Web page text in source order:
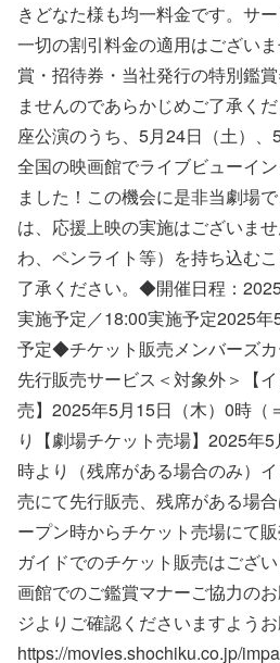
きどなた様も均一料金です。サ
一切の割引料金の適用はござい
賞・招待券・当社発行の特別鑑
ませんのであらかじめご了承く
座公演のうち、5月24日（土）
全国の映画館でライブビューイ
ました！この機会に是非当劇場
は、応援上映の実施はございま
わ、ペンライト等）を持ち込む
了承ください。◆開催日程：
実施予定／18:00実施予定2025
予定◆チケット販売メンバーズ
先行販売サービス＜対象外＞【
売】2025年5月15日（木）0時（
り【劇場チケット売場】2025年
時より（残席がある場合のみ）
売にて先行販売、残席がある場
ープン時からチケット売場にて
ガイドでのチケット販売はござ
画館でのご鑑賞マナーご協力の
ジよりご確認くださいますようお
https://movies.shochiku.co.jp/